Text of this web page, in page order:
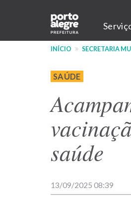
conteúdo
Main
navigation
INÍCIO SECRETARIA
SAÚDE
saúde
13/09/2025 08:39